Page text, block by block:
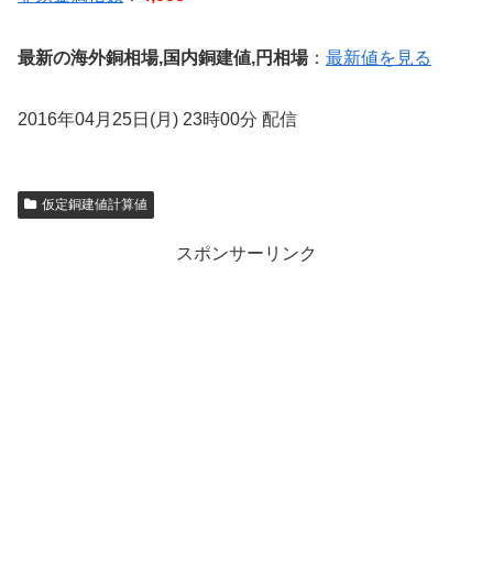
最新の海外銅相場,国内銅建値,円相場： 最新値を見る
2016年04月25日(月) 23時00分 配信
仮定銅建値計算値
スポンサーリンク